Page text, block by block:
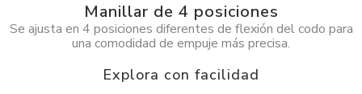
Manillar de 4 posiciones
Se ajusta en 4 posiciones diferentes de flexión del codo para
una comodidad de empuje más precisa.
Explora con facilidad